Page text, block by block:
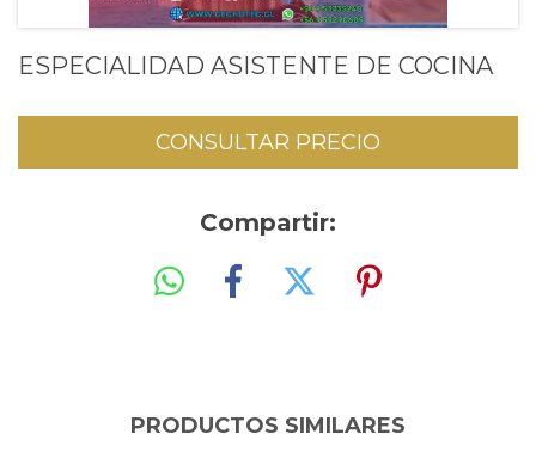
ESPECIALIDAD ASISTENTE DE COCINA
Compartir:
PRODUCTOS SIMILARES